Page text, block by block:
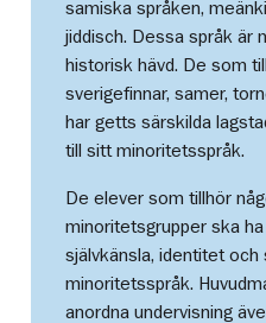
samiska språken,
jiddisch. Dessa språk är
historisk hävd. De som
sverigefinnar, samer,
har getts särskilda
till sitt minoritetsspråk.
De elever som tillhör
minoritetsgrupper ska
självkänsla, identitet
minoritetsspråk.
anordna undervisning